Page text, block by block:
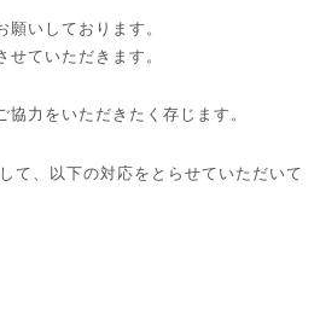
いしております。
ていただきます。
力をいただきたく存じます。
て、以下の対応をとらせていただいて